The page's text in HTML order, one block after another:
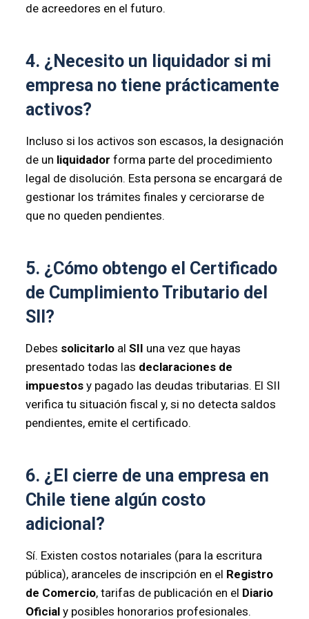
de acreedores en el futuro.
4. ¿Necesito un liquidador si mi
empresa no tiene prácticamente
activos?
Incluso si los activos son escasos, la designación
de un liquidador forma parte del procedimiento
legal de disolución. Esta persona se encargará de
gestionar los trámites finales y cerciorarse de
que no queden pendientes.
5. ¿Cómo obtengo el Certificado
de Cumplimiento Tributario del
SII?
Debes solicitarloal SII una vez que hayas
presentado todas las declaraciones de
impuestosy pagado las deudas tributarias. El SII
verifica tu situación fiscal y, si no detecta saldos
pendientes, emite el certificado.
6. ¿El cierre de una empresa en
Chile tiene algún costo
adicional?
Sí. Existen costos notariales (para la escritura
pública), aranceles de inscripción en el Registro
de Comercio, tarifas de publicación en el Diario
Oficialy posibles honorarios profesionales.